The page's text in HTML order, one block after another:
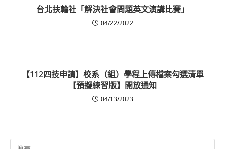
台北扶輪社「解決社會問題英文演講比賽」
04/22/2022
【112四技申請】校系（組）學程上傳檔案勾選清單
【預擬練習版】開放通知
04/13/2023
Search